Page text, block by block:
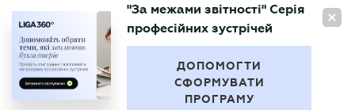
RU
БУХГАЛТЕР
"За межами звітності" Серія
професійних зустрічей
ДОПОМОГТИ
СФОРМУВАТИ
ПРОГРАМУ